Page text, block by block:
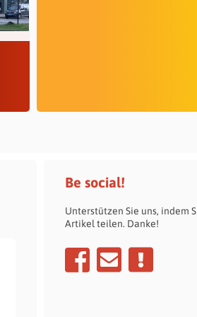
Be social!
Unterstützen Sie uns, indem
Artikel teilen. Danke!